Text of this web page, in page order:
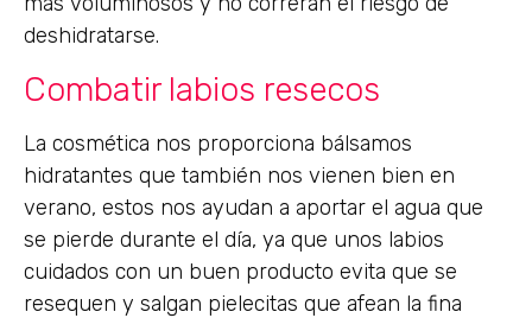
deshidratarse.
Combatir labios resecos
La cosmética nos proporciona bálsamos
hidratantes que también nos vienen bien en
verano, estos nos ayudan a aportar el agua que
se pierde durante el día, ya que unos labios
cuidados con un buen producto evita que se
resequen y salgan pielecitas que afean la fina